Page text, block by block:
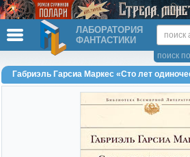
ЛАБОРАТОРИЯ
ФАНТАСТИКИ
поиск
Габриэль Гарсиа Маркес «Сто лет